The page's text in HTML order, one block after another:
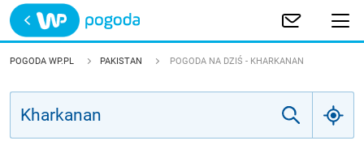
Trwa ładowanie
POLSKA
POGODA WP.PL PAKISTAN POGODA NA DZIŚ - KHARKANAN